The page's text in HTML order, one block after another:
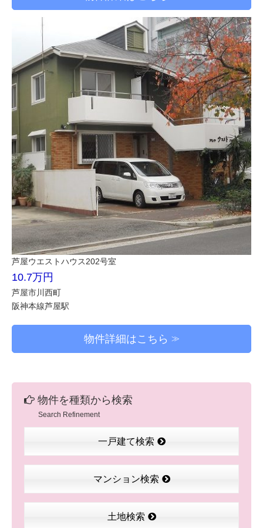
芦屋ウエストハウス202号室
10.7万円
芦屋市川西町
阪神本線芦屋駅
物件詳細はこちら
物件を種類から検索
Search Refinement
一戸建て検索
マンション検索
土地検索